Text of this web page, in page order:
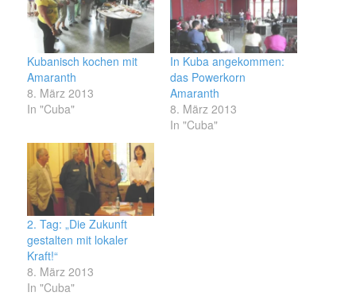
Kubanisch kochen mit
Amaranth
8. März 2013
In "Cuba"
In Kuba angekommen:
das Powerkorn
Amaranth
8. März 2013
In "Cuba"
2. Tag: „Die Zukunft
gestalten mit lokaler
Kraft!“
8. März 2013
In "Cuba"